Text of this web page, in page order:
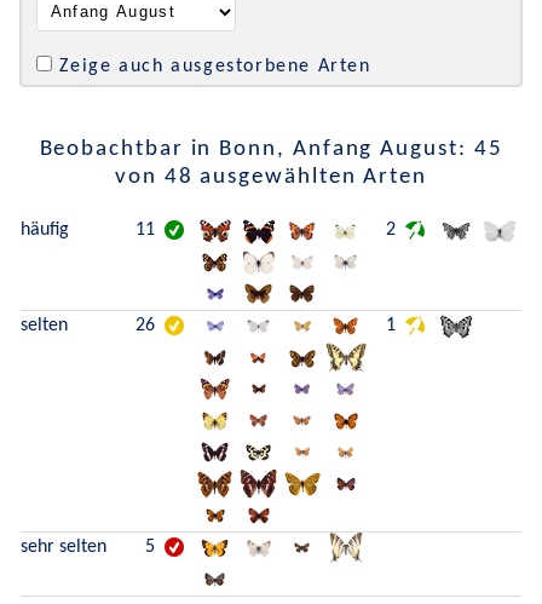
Zeige auch ausgestorbene Arten
Beobachtbar in Bonn, Anfang August: 45
von 48 ausgewählten Arten
häufig 11 2
selten 26 1
sehr selten 5